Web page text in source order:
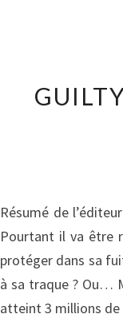
Résumé de
Pourtant il va être
protéger dans sa
à sa traque ? Ou…
atteint 3 millions